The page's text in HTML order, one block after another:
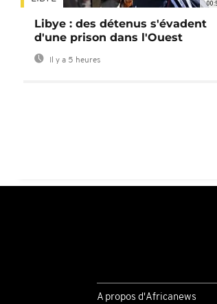
Libye : des détenus s'évadent
d'une prison dans l'Ouest
Il y a 5 heures
A propos d'Africanews